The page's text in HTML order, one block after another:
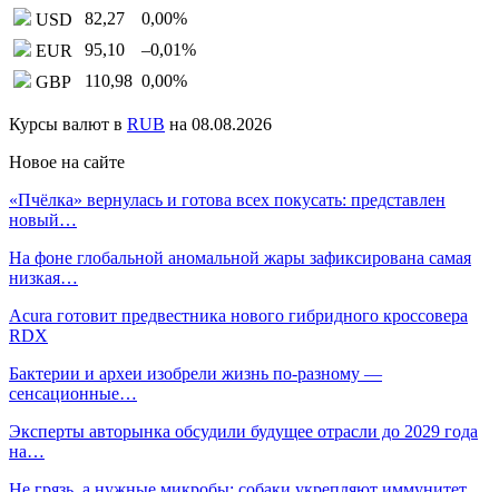
USD
82,27 0,00%
EUR
95,10 –0,01%
GBP
110,98 0,00%
Курсы валют в RUB на 08.08.2026
Новое на сайте
«Пчёлка» вернулась и готова всех покусать: представлен
новый…
На фоне глобальной аномальной жары зафиксирована самая
низкая…
Acura готовит предвестника нового гибридного кроссовера
RDX
Бактерии и археи изобрели жизнь по-разному —
сенсационные…
Эксперты авторынка обсудили будущее отрасли до 2029 года
на…